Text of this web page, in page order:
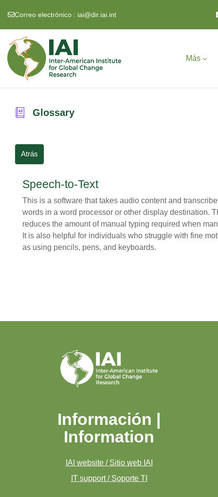
Correo electrónico : iai@dir.iai.int
Más
Glossary
Atrás
Speech-to-Text
This is a software that takes audio content and
words in a word processor or other display destination.
reduces the amount of manual typing required when
It is also helpful for individuals who struggle with fine
as using pencils, pens, and keyboards.
Información |
Information
IAI website / Sitio web IAI
IT support / Soporte TI